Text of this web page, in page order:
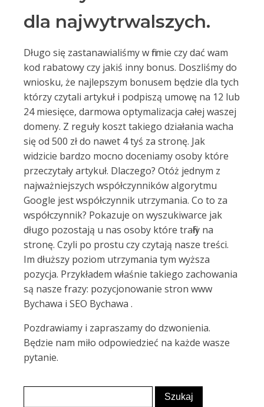
dla najwytrwalszych.
Długo się zastanawialiśmy w firmie czy dać wam
kod rabatowy czy jakiś inny bonus. Doszliśmy do
wniosku, że najlepszym bonusem będzie dla tych
którzy czytali artykuł i podpiszą umowę na 12 lub
24 miesięce, darmowa optymalizacja całej waszej
domeny. Z reguły koszt takiego działania wacha
się od 500 zł do nawet 4 tyś za stronę. Jak
widzicie bardzo mocno doceniamy osoby które
przeczytały artykuł. Dlaczego? Otóż jednym z
najważniejszych współczynników algorytmu
Google jest współczynnik utrzymania. Co to za
współczynnik? Pokazuje on wyszukiwarce jak
długo pozostają u nas osoby które trafiły na
stronę. Czyli po prostu czy czytają nasze treści.
Im dłuższy poziom utrzymania tym wyższa
pozycja. Przykładem właśnie takiego zachowania
są nasze frazy: pozycjonowanie stron www
Bychawa i SEO Bychawa .
Pozdrawiamy i zapraszamy do dzwonienia.
Będzie nam miło odpowiedzieć na każde wasze
pytanie.